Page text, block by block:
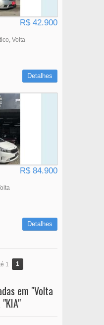
R$ 42.900
Volta
Detalhes
R$ 84.900
Detalhes
1 1
em "Volta